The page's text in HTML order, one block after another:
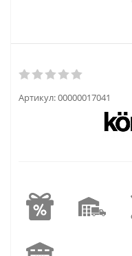
Артикул:00000017041